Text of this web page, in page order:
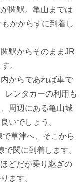
関駅。亀山までは
かからずに到着し
駅からそのままJR
。
からであれば車で
レンタカーの利用も
周辺にある亀山城
いでしょう。
草津へ、そこから
関に到着します。
どだが乗り継ぎの
ます。